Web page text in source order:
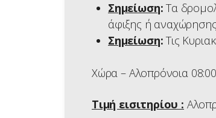
Σημείωση: Τα
άφιξης ή
Σημείωση: Τις
Χώρα – Αλοπρόνοια
Τιμή εισιτηρίου :